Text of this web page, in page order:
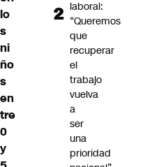
lo
s
ni
ño
s
en
tre
0
y
laboral:
“Queremos
que
recuperar
el
trabajo
vuelva
a
ser
una
prioridad